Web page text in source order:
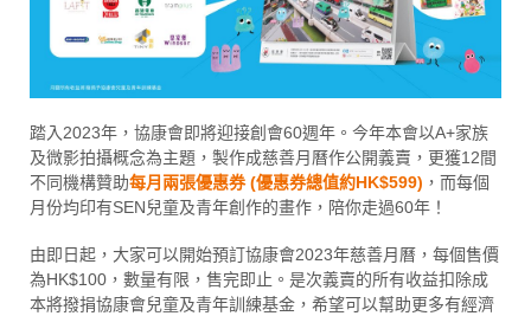
踏入2023年，協康會即將迎接創會60週年。今年本會以A+家族
及微影拍攝概念為主題，製作成慈善月曆作公開義賣，更獲12間
不同機構贊助每月兩張優惠券 (優惠券總值約HK$599) ，而每個
月份均印有SEN兒童及青年創作的畫作，陪你走過60年！
由即日起，大家可以開始預訂協康會2023年慈善月曆，每個售價
為HK$100，數量有限，售完即止。是次義賣的所有收益扣除成
本將撥捐協康會兒童及青年訓練基金，希望可以幫助更多有經濟